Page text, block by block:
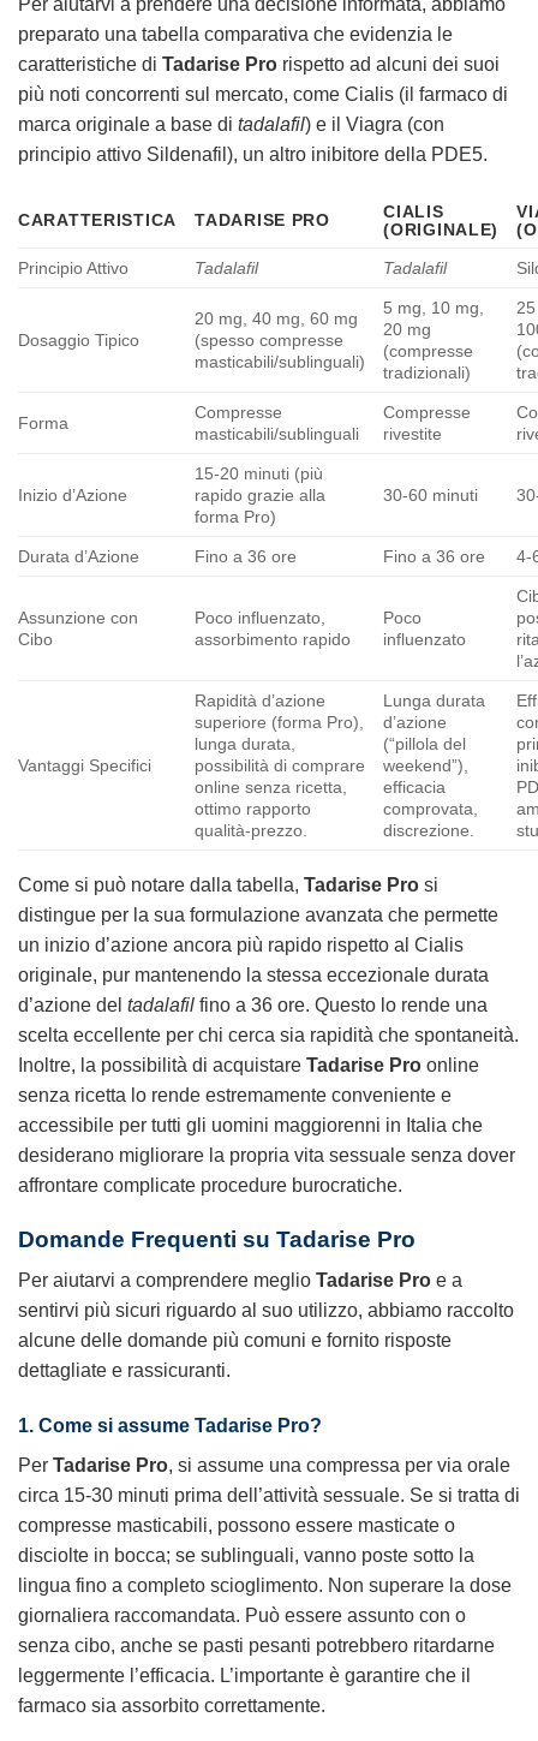
Per aiutarvi a prendere una decisione informata, abbiamo
preparato una tabella comparativa che evidenzia le
caratteristiche di Tadarise Pro rispetto ad alcuni dei suoi
più noti concorrenti sul mercato, come Cialis (il farmaco di
marca originale a base di tadalafil) e il Viagra (con
principio attivo Sildenafil), un altro inibitore della PDE5.
CARATTERISTICA TADARISE PRO
CIALIS
(ORIGINALE)
Principio Attivo
Tadalafil Tadalafil
Dosaggio Tipico
20 mg, 40 mg, 60 mg
(spesso compresse
masticabili/sublinguali)
5 mg, 10 mg,
20 mg
(compresse
tradizionali)
Forma
Compresse
masticabili/sublinguali
Compresse
rivestite
Inizio d’Azione
15-20 minuti (più
rapido grazie alla
forma Pro)
30-60 minuti
Durata d’Azione Fino a 36 ore Fino a 36 ore 4-
Assunzione con
Cibo
Poco influenzato,
assorbimento rapido
Poco
influenzato
Vantaggi Specifici
Rapidità d’azione
superiore (forma Pro),
lunga durata,
possibilità di comprare
online senza ricetta,
ottimo rapporto
qualità-prezzo.
Lunga durata
d’azione
(“pillola del
weekend”),
efficacia
comprovata,
discrezione.
Come si può notare dalla tabella, Tadarise Pro si
distingue per la sua formulazione avanzata che permette
un inizio d’azione ancora più rapido rispetto al Cialis
originale, pur mantenendo la stessa eccezionale durata
d’azione del tadalafil fino a 36 ore. Questo lo rende una
scelta eccellente per chi cerca sia rapidità che spontaneità.
Inoltre, la possibilità di acquistare Tadarise Pro online
senza ricetta lo rende estremamente conveniente e
accessibile per tutti gli uomini maggiorenni in Italia che
desiderano migliorare la propria vita sessuale senza dover
affrontare complicate procedure burocratiche.
Domande Frequenti su Tadarise Pro
Per aiutarvi a comprendere meglio Tadarise Pro e a
sentirvi più sicuri riguardo al suo utilizzo, abbiamo raccolto
alcune delle domande più comuni e fornito risposte
dettagliate e rassicuranti.
1. Come si assume Tadarise Pro?
Per Tadarise Pro, si assume una compressa per via orale
circa 15-30 minuti prima dell’attività sessuale. Se si tratta di
compresse masticabili, possono essere masticate o
disciolte in bocca; se sublinguali, vanno poste sotto la
lingua fino a completo scioglimento. Non superare la dose
giornaliera raccomandata. Può essere assunto con o
senza cibo, anche se pasti pesanti potrebbero ritardarne
leggermente l’efficacia. L’importante è garantire che il
farmaco sia assorbito correttamente.